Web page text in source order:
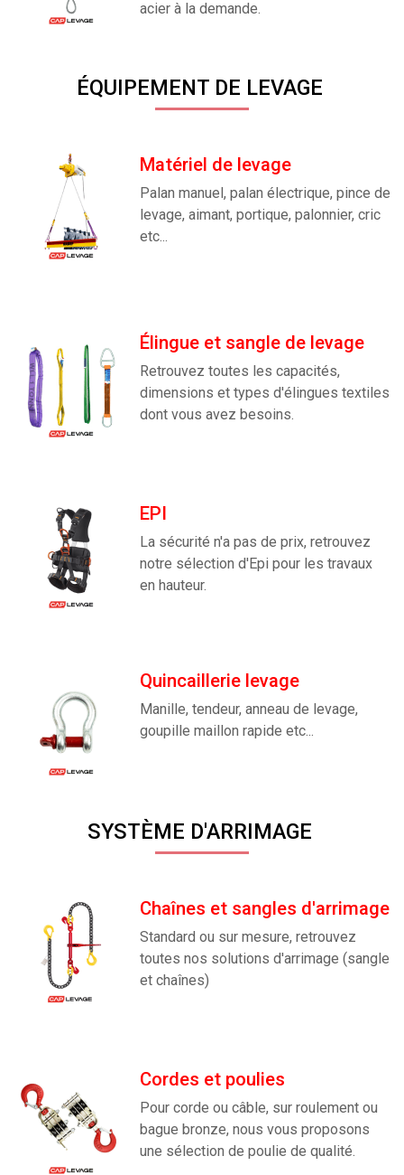
acier à la demande.
ÉQUIPEMENT DE LEVAGE
Matériel de levage
Palan manuel, palan électrique, pince de
levage, aimant, portique, palonnier, cric
etc...
Élingue et sangle de levage
Retrouvez toutes les capacités,
dimensions et types d'élingues textiles
dont vous avez besoins.
EPI
La sécurité n'a pas de prix, retrouvez
notre sélection d'Epi pour les travaux
en hauteur.
Quincaillerie levage
Manille, tendeur, anneau de levage,
goupille maillon rapide etc...
SYSTÈME D'ARRIMAGE
Chaînes et sangles d'arrimage
Standard ou sur mesure, retrouvez
toutes nos solutions d'arrimage (sangle
et chaînes)
Cordes et poulies
Pour corde ou câble, sur roulement ou
bague bronze, nous vous proposons
une sélection de poulie de qualité.